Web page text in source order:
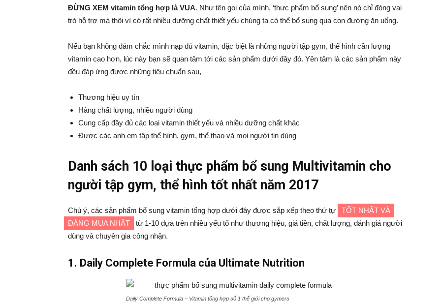
ĐỪNG XEM vitamin tổng hợp là VUA. Như tên gọi của mình, ‘thực phẩm bổ sung’ nên nó chỉ đóng vai
trò hỗ trợ mà thôi vì có rất nhiều dưỡng chất thiết yếu chúng ta có thể bổ sung qua con đường ăn uống.
Nếu bạn không dám chắc mình nạp đủ vitamin, đặc biệt là những người tập gym, thể hình cần lượng
vitamin cao hơn, lúc này bạn sẽ quan tâm tới các sản phẩm dưới đây đó. Yên tâm là các sản phẩm này
đều đáp ứng được những tiêu chuẩn sau,
Thương hiệu uy tín
Hàng chất lượng, nhiều người dùng
Cung cấp đầy đủ các loại vitamin thiết yếu và nhiều dưỡng chất khác
Được các anh em tập thể hình, gym, thể thao và mọi người tin dùng
Danh sách 10 loại thực phẩm bổ sung Multivitamin cho
người tập gym, thể hình tốt nhất năm 2017
Chú ý, các sản phẩm bổ sung vitamin tổng hợp dưới đây được sắp xếp theo thứ tự
TỐT NHẤT VÀ
ĐÁNG MUA NHẤT
từ 1-10 dựa trên nhiều yếu tố như thương hiệu, giá tiền, chất lượng, đánh giá người
dùng và chuyên gia công nhận.
1. Daily Complete Formula của Ultimate Nutrition
Daily Complete Formula – Vitamin tổng hợp số 1 thế giới cho gymers